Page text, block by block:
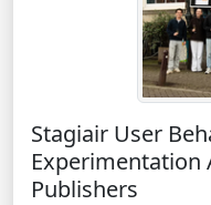
Stagiair User
Experimentation
Publishers